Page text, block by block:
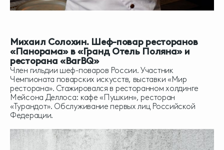
Михаил Солохин. Шеф-повар ресторанов
«Панорама» в «Гранд Отель Поляна» и
ресторана «BarBQ»
Член гильдии шеф-поваров России. Участник
Чемпионата поварских искусств, выставки «Мир
ресторана». Стажировался в ресторанном холдинге
Мейсона Деллоса: кафе «Пушкин», ресторан
«Турандот». Обслуживание первых лиц Российской
Федерации.